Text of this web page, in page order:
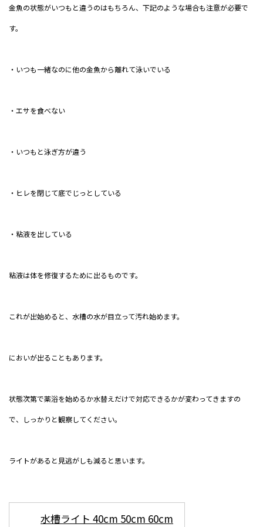
金魚の状態がいつもと違うのはもちろん、下記のような場合も注意が必要で
す。
・いつも一緒なのに他の金魚から離れて泳いでいる
・エサを食べない
・いつもと泳ぎ方が違う
・ヒレを閉じて底でじっとしている
・粘液を出している
粘液は体を修復するために出るものです。
これが出始めると、水槽の水が目立って汚れ始めます。
においが出ることもあります。
状態次第で薬浴を始めるか水替えだけで対応できるかが変わってきますの
で、しっかりと観察してください。
ライトがあると見逃がしも減ると思います。
水槽ライト 40cm 50cm 60cm